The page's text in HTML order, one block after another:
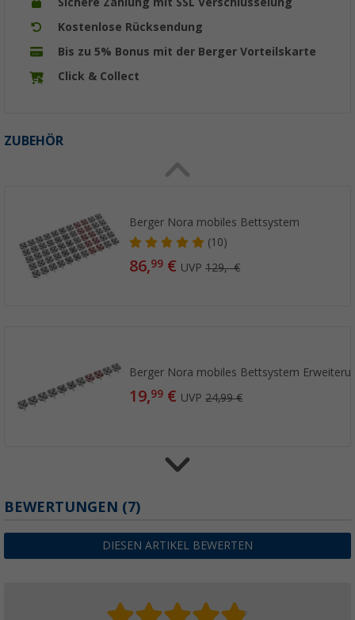
Sichere Zahlung mit SSL Verschlüsselung
Kostenlose Rücksendung
Bis zu 5% Bonus mit der Berger Vorteilskarte
Click & Collect
ZUBEHÖR
Berger Nora mobiles Bettsystem
(10)
86,99 € UVP129,- €
Berger Nora mobiles Bettsystem
19,99 € UVP24,99 €
Berger Sentina Mobil by Froli Bettsystem
99,99€UVP129,- €
BEWERTUNGEN (7)
DIESEN ARTIKEL BEWERTEN